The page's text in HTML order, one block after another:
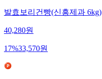
발효보리건빵(신흥제과 6kg)
40,280원
17%33,570원